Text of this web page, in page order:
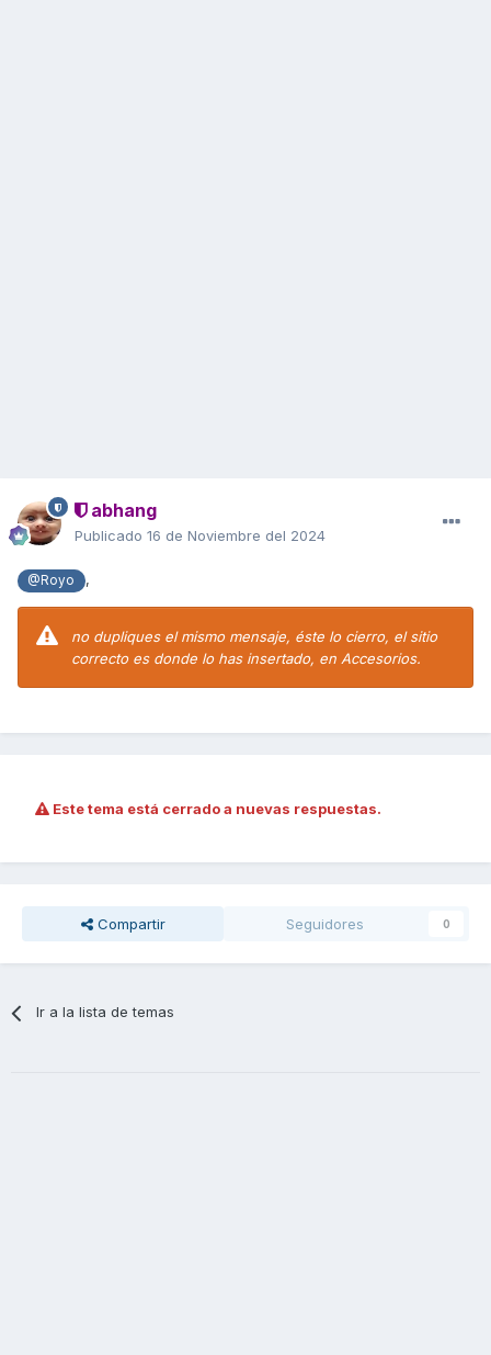
abhang
Publicado 16 de Noviembre del 2024
@Royo ,
no dupliques el mismo mensaje, éste lo cierro, el sitio
correcto es donde lo has insertado, en Accesorios.
Este tema está cerrado a nuevas respuestas.
Compartir Seguidores 0
Ir a la lista de temas